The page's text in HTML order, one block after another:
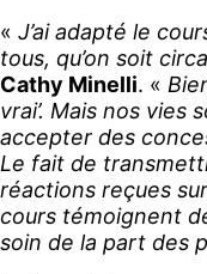
« J’ai adapté le
tous, qu’on soit
Cathy Minelli. «
vrai’. Mais nos vies
accepter des
Le fait de
réactions reçues
cours témoignent
soin de la part des